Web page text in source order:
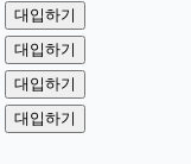
대입하기
대입하기
대입하기
대입하기